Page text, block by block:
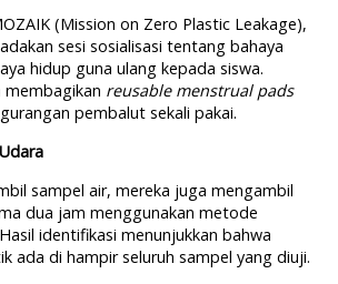
(Mission on Zero Plastic Leakage),
sesi sosialisasi tentang bahaya
hidup guna ulang kepada siswa.
membagikan reusable menstrual pads
pembalut sekali pakai.
sampel air, mereka juga mengambil
dua jam menggunakan metode
identifikasi menunjukkan bahwa
ada di hampir seluruh sampel yang diuji.